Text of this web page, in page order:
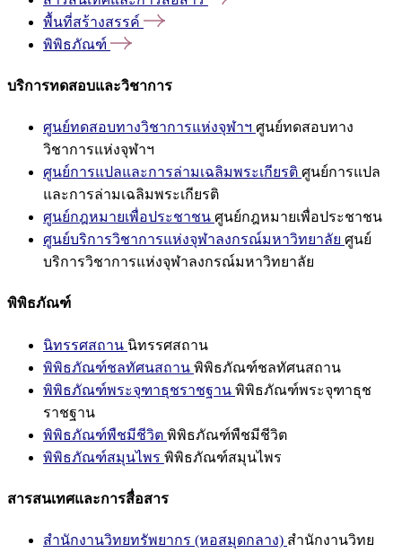
พื้นที่สร้างสรรค์
พิพิธภัณฑ์
บริการทดสอบและวิชาการ
ศูนย์ทดสอบทางวิชาการแห่งจุฬาฯ ศูนย์ทดสอบทาง
วิชาการแห่งจุฬาฯ
ศูนย์การแปลและการล่ามเฉลิมพระเกียรติ ศูนย์การแปล
และการล่ามเฉลิมพระเกียรติ
ศูนย์กฎหมายเพื่อประชาชน ศูนย์กฎหมายเพื่อประชาชน
ศูนย์บริการวิชาการแห่งจุฬาลงกรณ์มหาวิทยาลัย ศูนย์
บริการวิชาการแห่งจุฬาลงกรณ์มหาวิทยาลัย
พิพิธภัณฑ์
นิทรรศสถาน นิทรรศสถาน
พิพิธภัณฑ์ชลทัศนสถาน พิพิธภัณฑ์ชลทัศนสถาน
พิพิธภัณฑ์พระจุฑาธุชราชฐาน พิพิธภัณฑ์พระจุฑาธุช
ราชฐาน
พิพิธภัณฑ์พืชมีชีวิต พิพิธภัณฑ์พืชมีชีวิต
พิพิธภัณฑ์สมุนไพร พิพิธภัณฑ์สมุนไพร
สารสนเทศและการสื่อสาร
สำนักงานวิทยทรัพยากร (หอสมุดกลาง) สำนักงานวิทย